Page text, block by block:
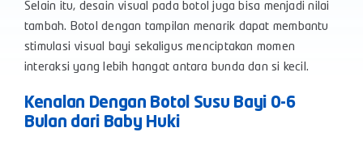
Selain itu, desain visual pada botol juga bisa menjadi nilai
tambah. Botol dengan tampilan menarik dapat membantu
stimulasi visual bayi sekaligus menciptakan momen
interaksi yang lebih hangat antara bunda dan si kecil.
Kenalan Dengan Botol Susu Bayi 0-6
Bulan dari Baby Huki